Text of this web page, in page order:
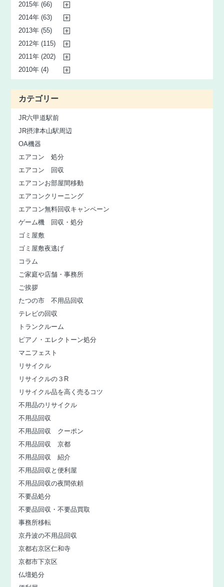
2015年 (66)
2014年 (63)
2013年 (55)
2012年 (115)
2011年 (202)
2010年 (4)
カテゴリー
JR六甲道駅前
JR摂津本山駅周辺
OA機器
エアコン 処分
エアコン 回収
エアコンお部屋間移動
エアコンクリーニング
エアコン無料回収キャンペーン
ゲーム機 回収・処分
ゴミ屋敷
ゴミ屋敷夜逃げ
コラム
ご家庭や店舗・事務所
ご挨拶
たつの市 不用品回収
テレビの回収
トランクルーム
ピアノ・エレクトーン処分
マニフェスト
リサイクル
リサイクルの３R
リサイクル品を高く売るコツ
不用品のリサイクル
不用品回収
不用品回収 クーポン
不用品回収 京都
不用品回収 紹介
不用品回収と便利屋
不用品回収の夜間依頼
不要品処分
不要品回収・不要品買取
事務所移転
京丹波の不用品回収
京都右京区仁和寺
京都市下京区
仏壇処分